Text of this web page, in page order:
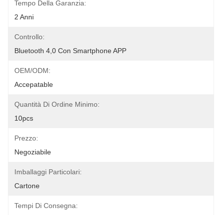
Tempo Della Garanzia:
2 Anni
Controllo:
Bluetooth 4,0 Con Smartphone APP
OEM/ODM:
Accepatable
Quantità Di Ordine Minimo:
10pcs
Prezzo:
Negoziabile
Imballaggi Particolari:
Cartone
Tempi Di Consegna: